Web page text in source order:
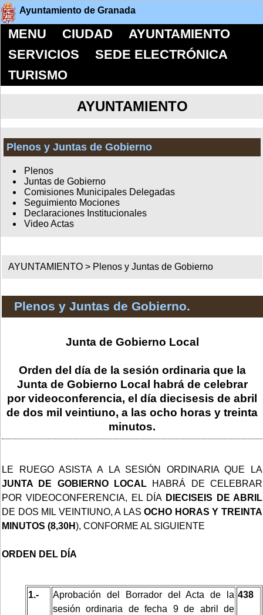
Ayuntamiento de Granada
MENU CIUDAD
AYUNTAMIENTO
SERVICIOS
SEDE ELECTRÓNICA
TURISMO
AYUNTAMIENTO
Plenos y Juntas de Gobierno
Plenos
Juntas de Gobierno
Comisiones Municipales Delegadas
Seguimiento Mociones
Declaraciones Institucionales
Video Actas
AYUNTAMIENTO > Plenos y Juntas de Gobierno
Plenos y Juntas de Gobierno.
Junta de Gobierno Local
Orden del día de la sesión ordinaria que la
Junta de Gobierno Local habrá de celebrar
por videoconferencia, el día diecisesis de abril
de dos mil veintiuno, a las ocho horas y treinta
minutos.
LE RUEGO ASISTA A LA SESIÓN ORDINARIA QUE LA
JUNTA DE GOBIERNO LOCAL HABRÁ DE CELEBRAR
POR VIDEOCONFERENCIA, EL DÍA DIECISEIS DE ABRIL
DE DOS MIL VEINTIUNO, A LAS OCHO HORAS Y TREINTA
MINUTOS (8,30H), CONFORME AL SIGUIENTE
ORDEN DEL DÍA
1.-
Aprobación del Borrador del Acta de la
sesión ordinaria de fecha 9 de abril de
438